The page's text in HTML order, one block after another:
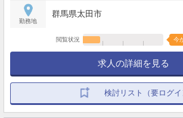
勤務地
群馬県太田市
閲覧状況 今
求人の詳細を見る
検討リスト（要ログイ